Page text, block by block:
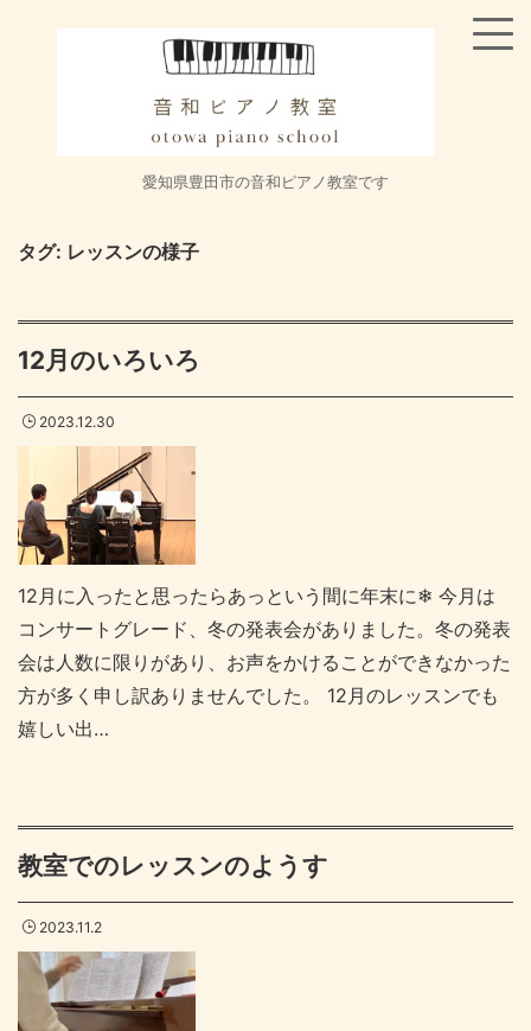
愛知県豊田市の音和ピアノ教室です
タグ: レッスンの様子
12月のいろいろ
2023.12.30
12月に入ったと思ったらあっという間に年末に❄ 今月は
コンサートグレード、冬の発表会がありました。冬の発表
会は人数に限りがあり、お声をかけることができなかった
方が多く申し訳ありませんでした。 12月のレッスンでも
嬉しい出…
教室でのレッスンのようす
2023.11.2